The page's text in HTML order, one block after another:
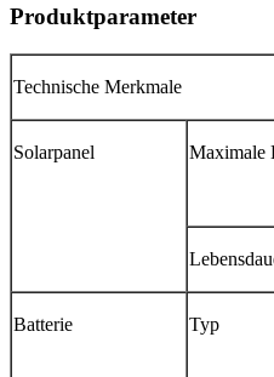
Produktparameter
Technische Merkmale
Solarpanel Maximale
Batterie Typ